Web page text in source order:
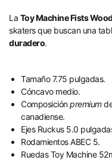
La Toy Machine Fists
skaters que buscan una
duradero.
Tamaño 7.75 pulgadas.
Cóncavo medio.
Composiciónpremium
canadiense.
Ejes Ruckus 5.0
Rodamientos ABEC 5.
Ruedas Toy Machine